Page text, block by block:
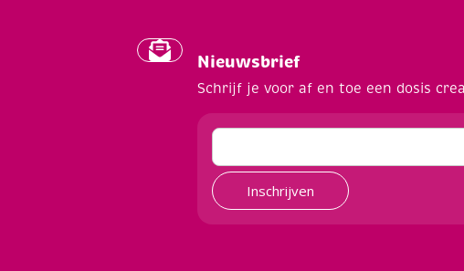
Nieuwsbrief
Schrijf je voor af en toe een dosis
Inschrijven